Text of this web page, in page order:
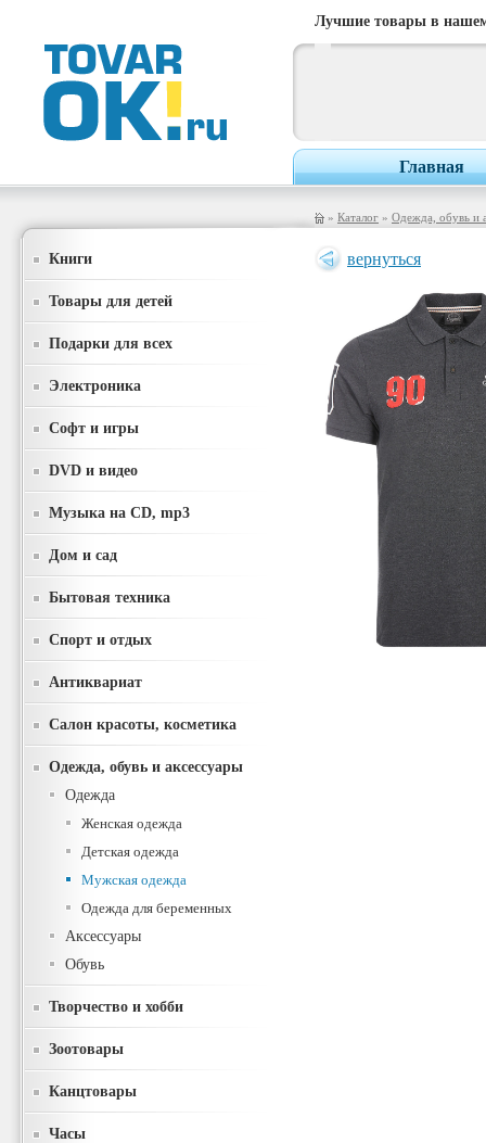
Лучшие товары в
Главная
» Каталог » Одежда, обувь и
Книги
Товары для детей
Подарки для всех
Электроника
Софт и игры
DVD и видео
Музыка на CD, mp3
Дом и сад
Бытовая техника
Спорт и отдых
Антиквариат
Салон красоты, косметика
Одежда, обувь и аксессуары
Одежда
Женская одежда
Детская одежда
Мужская одежда
Одежда для беременных
Аксессуары
Обувь
Творчество и хобби
Зоотовары
Канцтовары
Часы
вернуться